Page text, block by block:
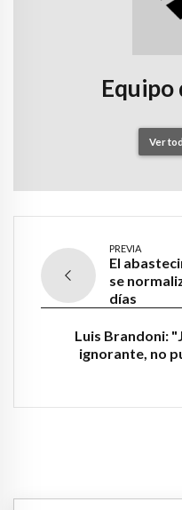
Equipo
Ver
PREVIA
El
se
días
Luis Brandoni:
ignorante, no